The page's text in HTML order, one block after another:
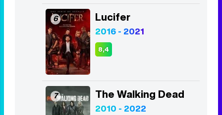
6 Lucifer
2016 - 2021
8,4
7 The Walking Dead
2010 - 2022